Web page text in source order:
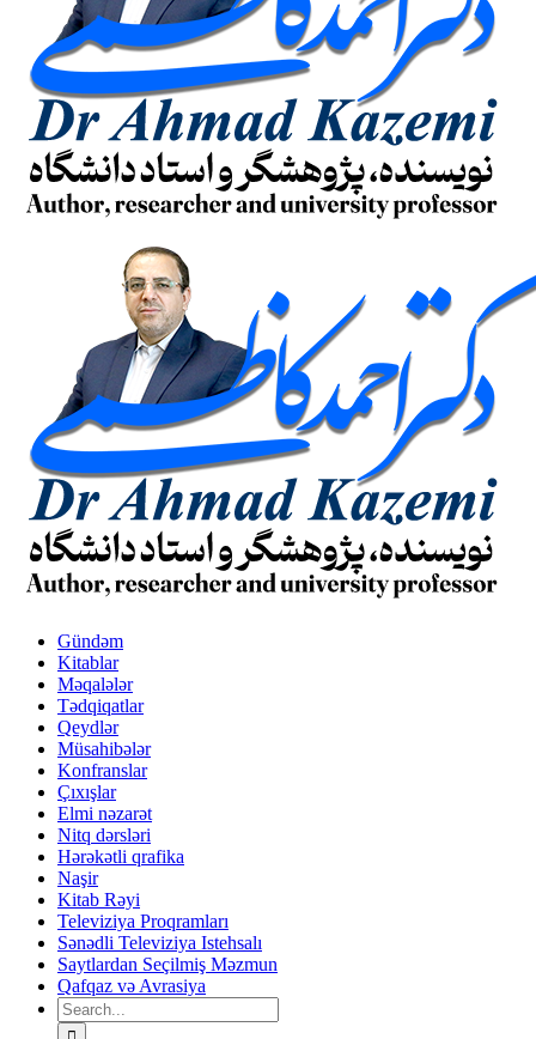
Gündəm
Kitablar
Məqalələr
Tədqiqatlar
Qeydlər
Müsahibələr
Konfranslar
Çıxışlar
Elmi nəzarət
Nitq dərsləri
Hərəkətli qrafika
Naşir
Kitab Rəyi
Televiziya Proqramları
Sənədli Televiziya Istehsalı
Saytlardan Seçilmiş Məzmun
Qafqaz və Avrasiya
Search
for: